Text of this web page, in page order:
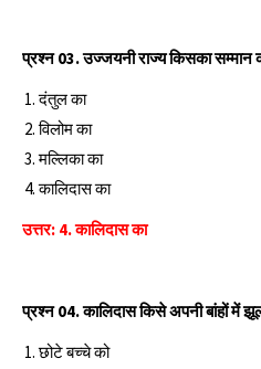
प्रश्‍न 03. उज्जयनी राज्य किसका सम्मान
दंतुल का
विलोम का
मल्लिका का
कालिदास का
उत्तर: 4. कालिदास का
प्रश्‍न 04. कालिदास किसे अपनी बांहों में
छोटे बच्चे को